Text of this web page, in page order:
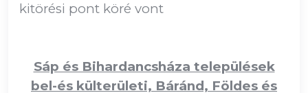
kitörési pont köré vont
Sáp és Bihardancsháza települések
bel-és külterületi, Báránd, Földes és